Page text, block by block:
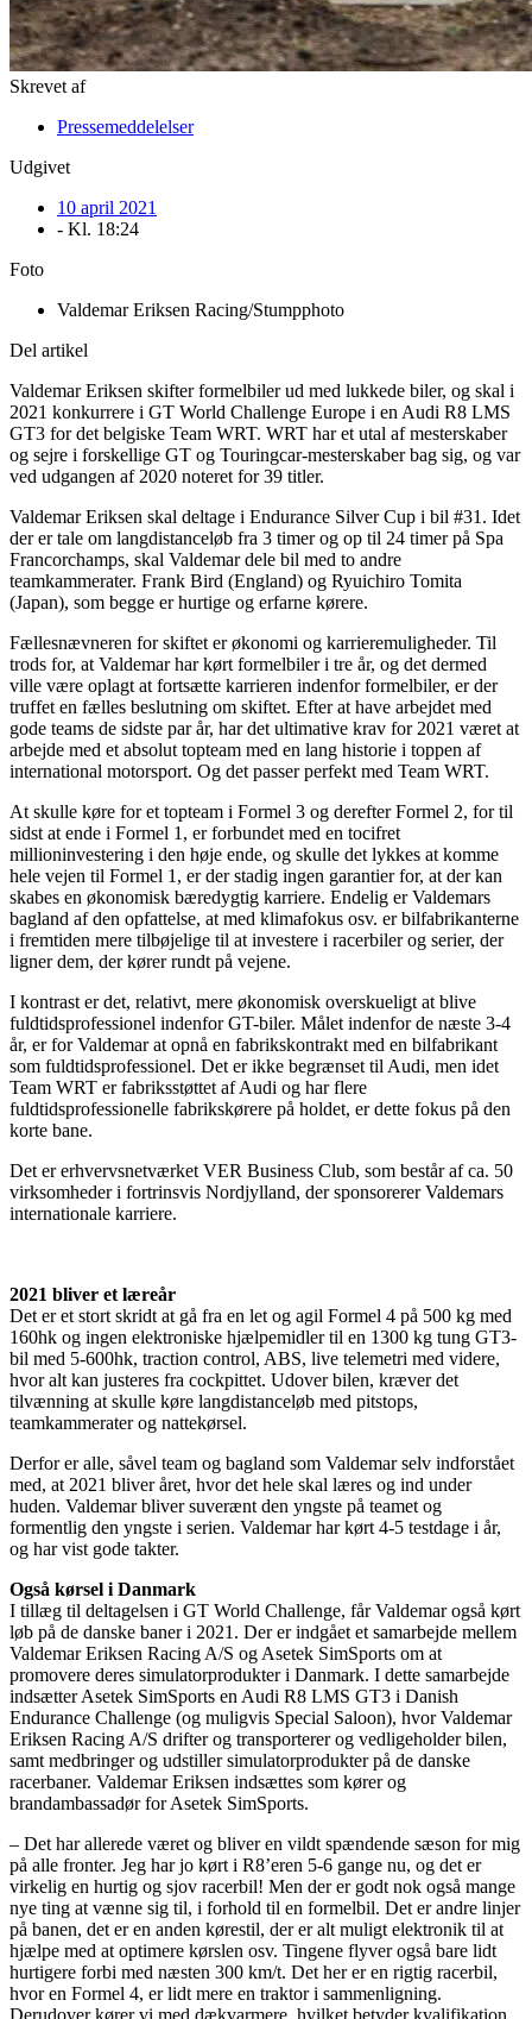
Skrevet af
Pressemeddelelser
Udgivet
10 april 2021
- Kl. 18:24
Foto
Valdemar Eriksen Racing/Stumpphoto
Del artikel
Valdemar Eriksen skifter formelbiler ud med lukkede biler, og skal i
2021 konkurrere i GT World Challenge Europe i en Audi R8 LMS
GT3 for det belgiske Team WRT. WRT har et utal af mesterskaber
og sejre i forskellige GT og Touringcar-mesterskaber bag sig, og var
ved udgangen af 2020 noteret for 39 titler.
Valdemar Eriksen skal deltage i Endurance Silver Cup i bil #31. Idet
der er tale om langdistanceløb fra 3 timer og op til 24 timer på Spa
Francorchamps, skal Valdemar dele bil med to andre
teamkammerater. Frank Bird (England) og Ryuichiro Tomita
(Japan), som begge er hurtige og erfarne kørere.
Fællesnævneren for skiftet er økonomi og karrieremuligheder. Til
trods for, at Valdemar har kørt formelbiler i tre år, og det dermed
ville være oplagt at fortsætte karrieren indenfor formelbiler, er der
truffet en fælles beslutning om skiftet. Efter at have arbejdet med
gode teams de sidste par år, har det ultimative krav for 2021 været at
arbejde med et absolut topteam med en lang historie i toppen af
international motorsport. Og det passer perfekt med Team WRT.
At skulle køre for et topteam i Formel 3 og derefter Formel 2, for til
sidst at ende i Formel 1, er forbundet med en tocifret
millioninvestering i den høje ende, og skulle det lykkes at komme
hele vejen til Formel 1, er der stadig ingen garantier for, at der kan
skabes en økonomisk bæredygtig karriere. Endelig er Valdemars
bagland af den opfattelse, at med klimafokus osv. er bilfabrikanterne
i fremtiden mere tilbøjelige til at investere i racerbiler og serier, der
ligner dem, der kører rundt på vejene.
I kontrast er det, relativt, mere økonomisk overskueligt at blive
fuldtidsprofessionel indenfor GT-biler. Målet indenfor de næste 3-4
år, er for Valdemar at opnå en fabrikskontrakt med en bilfabrikant
som fuldtidsprofessionel. Det er ikke begrænset til Audi, men idet
Team WRT er fabriksstøttet af Audi og har flere
fuldtidsprofessionelle fabrikskørere på holdet, er dette fokus på den
korte bane.
Det er erhvervsnetværket VER Business Club, som består af ca. 50
virksomheder i fortrinsvis Nordjylland, der sponsorerer Valdemars
internationale karriere.
2021 bliver et læreår
Det er et stort skridt at gå fra en let og agil Formel 4 på 500 kg med
160hk og ingen elektroniske hjælpemidler til en 1300 kg tung GT3-
bil med 5-600hk, traction control, ABS, live telemetri med videre,
hvor alt kan justeres fra cockpittet. Udover bilen, kræver det
tilvænning at skulle køre langdistanceløb med pitstops,
teamkammerater og nattekørsel.
Derfor er alle, såvel team og bagland som Valdemar selv indforstået
med, at 2021 bliver året, hvor det hele skal læres og ind under
huden. Valdemar bliver suverænt den yngste på teamet og
formentlig den yngste i serien. Valdemar har kørt 4-5 testdage i år,
og har vist gode takter.
Også kørsel i Danmark
I tillæg til deltagelsen i GT World Challenge, får Valdemar også kørt
løb på de danske baner i 2021. Der er indgået et samarbejde mellem
Valdemar Eriksen Racing A/S og Asetek SimSports om at
promovere deres simulatorprodukter i Danmark. I dette samarbejde
indsætter Asetek SimSports en Audi R8 LMS GT3 i Danish
Endurance Challenge (og muligvis Special Saloon), hvor Valdemar
Eriksen Racing A/S drifter og transporterer og vedligeholder bilen,
samt medbringer og udstiller simulatorprodukter på de danske
racerbaner. Valdemar Eriksen indsættes som kører og
brandambassadør for Asetek SimSports.
– Det har allerede været og bliver en vildt spændende sæson for mig
på alle fronter. Jeg har jo kørt i R8’eren 5-6 gange nu, og det er
virkelig en hurtig og sjov racerbil! Men der er godt nok også mange
nye ting at vænne sig til, i forhold til en formelbil. Det er andre linjer
på banen, det er en anden kørestil, der er alt muligt elektronik til at
hjælpe med at optimere kørslen osv. Tingene flyver også bare lidt
hurtigere forbi med næsten 300 km/t. Det her er en rigtig racerbil,
hvor en Formel 4, er lidt mere en traktor i sammenligning.
Derudover kører vi med dækvarmere, hvilket betyder kvalifikation